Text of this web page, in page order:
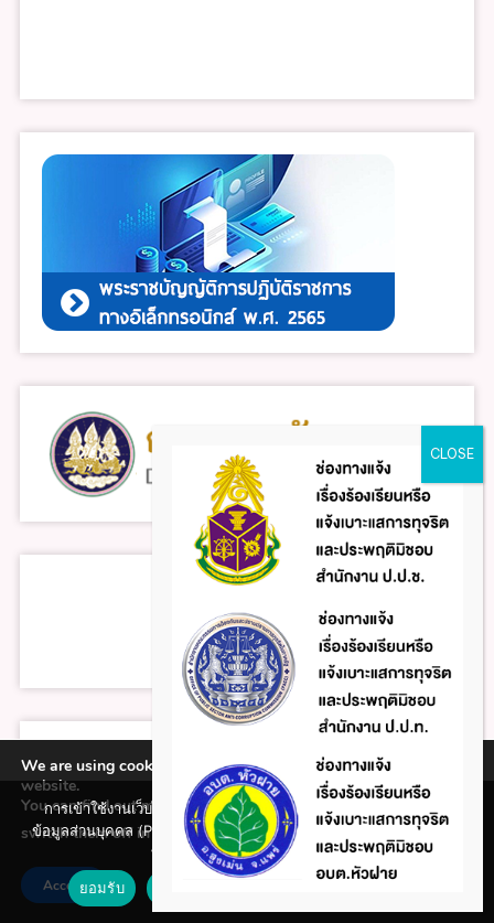
ข่าวสารภายนอก
หนังสือราชการ สถ.
ข่าวสารในเครือข่าย
We are using cookies to give you the best experience on our
website.
You can find out more about which cookies we are using or
switch them off in
settings.
Accept
การเข้าใช้งานเว็บไซต์แห่งนี้ถือว่าท่านรับทราบใน นโยบายคุ้มครอง
ข้อมูลส่วนบุคคล (Privacy policy) และ นโยบายคุกกี้ (Cookie policy)
ที่ทางหน่วยงานได้จัดทำขึ้นแล้ว
ยอมรับ